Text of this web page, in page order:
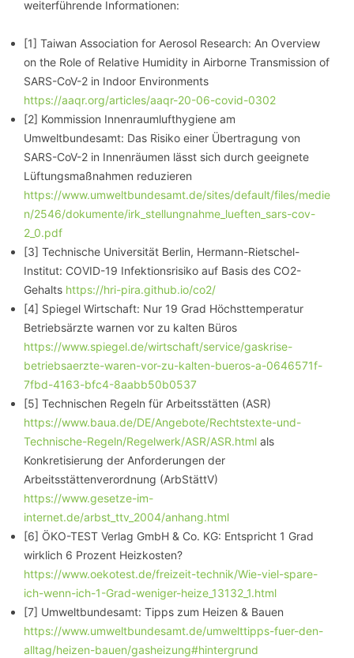
weiterführende Informationen:
[1] Taiwan Association for Aerosol Research: An Overview
on the Role of Relative Humidity in Airborne Transmission of
SARS-CoV-2 in Indoor Environments
https://aaqr.org/articles/aaqr-20-06-covid-0302
[2] Kommission Innenraumlufthygiene am
Umweltbundesamt: Das Risiko einer Übertragung von
SARS-CoV-2 in Innenräumen lässt sich durch geeignete
Lüftungsmaßnahmen reduzieren
https://www.umweltbundesamt.de/sites/default/files/medie
n/2546/dokumente/irk_stellungnahme_lueften_sars-cov-
2_0.pdf
[3] Technische Universität Berlin, Hermann-Rietschel-
Institut: COVID-19 Infektionsrisiko auf Basis des CO2-
Gehalts https://hri-pira.github.io/co2/
[4] Spiegel Wirtschaft: Nur 19 Grad Höchsttemperatur
Betriebsärzte warnen vor zu kalten Büros
https://www.spiegel.de/wirtschaft/service/gaskrise-
betriebsaerzte-waren-vor-zu-kalten-bueros-a-0646571f-
7fbd-4163-bfc4-8aabb50b0537
[5] Technischen Regeln für Arbeitsstätten (ASR)
https://www.baua.de/DE/Angebote/Rechtstexte-und-
Technische-Regeln/Regelwerk/ASR/ASR.html als
Konkretisierung der Anforderungen der
Arbeitsstättenverordnung (ArbStättV)
https://www.gesetze-im-
internet.de/arbst_ttv_2004/anhang.html
[6] ÖKO-TEST Verlag GmbH & Co. KG: Entspricht 1 Grad
wirklich 6 Prozent Heizkosten?
https://www.oekotest.de/freizeit-technik/Wie-viel-spare-
ich-wenn-ich-1-Grad-weniger-heize_13132_1.html
[7] Umweltbundesamt: Tipps zum Heizen & Bauen
https://www.umweltbundesamt.de/umwelttipps-fuer-den-
alltag/heizen-bauen/gasheizung#hintergrund